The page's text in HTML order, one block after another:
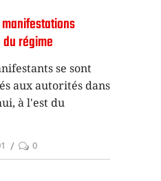
régime
se sont
aux autorités dans
à l'est du
0